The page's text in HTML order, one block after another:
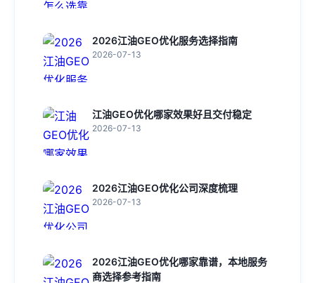
2026江油GEO优化服务选择指南
2026-07-13
江油GEO优化哪家效果好且交付稳定
2026-07-13
2026江油GEO优化公司深度梳理
2026-07-13
2026江油GEO优化哪家靠谱，本地服务
商选择参考指南